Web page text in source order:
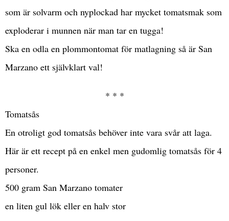
som är solvarm och nyplockad har mycket tomatsmak som
exploderar i munnen när man tar en tugga!
Ska en odla en plommontomat för matlagning så är San
Marzano ett självklart val!
* * *
Tomatsås
En otroligt god tomatsås behöver inte vara svår att laga.
Här är ett recept på en enkel men gudomlig tomatsås för 4
personer.
500 gram San Marzano tomater
en liten gul lök eller en halv stor